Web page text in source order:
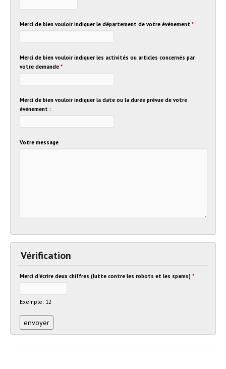
Merci de bien vouloir indiquer le département de votre événement *
Merci de bien vouloir indiquer les activités ou articles concernés par
votre demande *
Merci de bien vouloir indiquer la date ou la durée prévue de votre
événement :
Votre message
Vérification
Merci d'écrire deux chiffres (lutte contre les robots et les spams) *
Exemple: 12